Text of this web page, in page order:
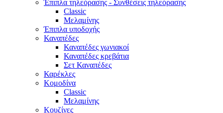
Έπιπλα τηλεόρασης - Συνθέσεις τηλεόρασης
Classic
Μελαμίνης
Έπιπλα υποδοχής
Καναπέδες
Καναπέδες γωνιακοί
Καναπέδες κρεβάτια
Σετ Καναπέδες
Καρέκλες
Κομοδίνα
Classic
Μελαμίνης
Κουζίνες